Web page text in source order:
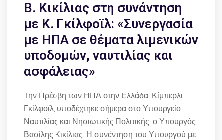
Β. Κικίλιας στη συνάντηση
με Κ. Γκίλφοϊλ: «Συνεργασία
με ΗΠΑ σε θέματα λιμενικών
υποδομών, ναυτιλίας και
ασφάλειας»
Την Πρέσβη των ΗΠΑ στην Ελλάδα, Κίμπερλι
Γκίλφοϊλ, υποδέχτηκε σήμερα στο Υπουργείο
Ναυτιλίας και Νησιωτικής Πολιτικής, ο Υπουργός
Βασίλης Κικίλιας. Η συνάντηση του Υπουργού με